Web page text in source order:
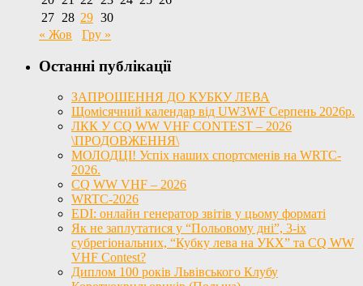
27 28 29 30
« Жов
Гру »
Останні публікації
ЗАПРОШЕННЯ ДО КУБКУ ЛЕВА
Щомісячний календар від UW3WF Серпень 2026р.
ЛКК У CQ WW VHF CONTEST – 2026
\ПРОДОВЖЕННЯ\
МОЛОДЦІ! Успіх наших спортсменів на WRTC-
2026.
CQ WW VHF – 2026
WRTC-2026
EDI: онлайн генератор звітів у цьому форматі
Як не заплутатися у “Польовому дні”, 3-іх
субрегіональних, “Кубку лева на УКХ” та CQ WW
VHF Contest?
Диплом 100 років Львівського Клубу